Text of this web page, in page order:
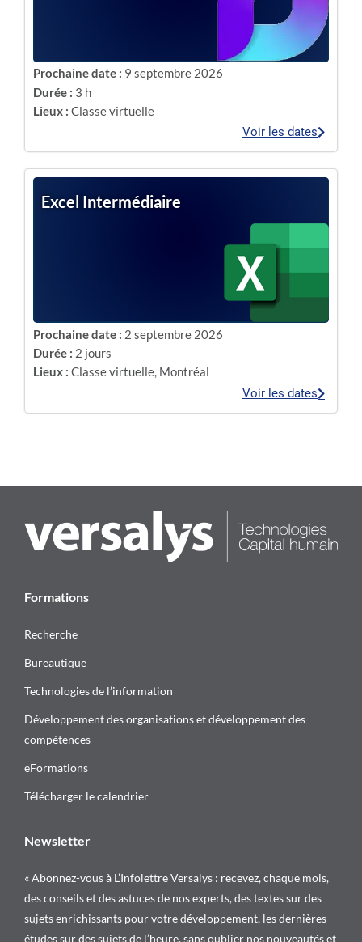
Prochaine date : 9 septembre 2026
Durée : 3 h
Lieux : Classe virtuelle
Voir les dates
Excel Intermédiaire
Prochaine date : 2 septembre 2026
Durée : 2 jours
Lieux : Classe virtuelle, Montréal
Voir les dates
Formations
Recherche
Bureautique
Technologies de l’information
Développement des organisations et développement des
compétences
eFormations
Télécharger le calendrier
Newsletter
« Abonnez-vous à L’Infolettre Versalys : recevez, chaque mois,
des conseils et des astuces de nos experts, des textes sur des
sujets enrichissants pour votre développement, les dernières
études sur des sujets de l’heure, sans oublier nos nouveautés et